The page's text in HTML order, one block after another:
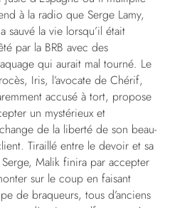
à la radio que Serge Lamy,
sauvé la vie lorsqu’il était
par la BRB avec des
qui aurait mal tourné. Le
Iris, l’avocate de Chérif,
accusé à tort, propose
un mystérieux et
de la liberté de son beau-
Tiraillé entre le devoir et sa
Malik finira par accepter
sur le coup en faisant
de braqueurs, tous d’anciens